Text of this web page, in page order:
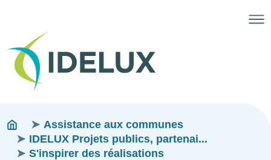
Fils
d'ariane
You
are
here:
Assistance aux communes
IDELUX Projets publics, partenai...
S'inspirer des réalisations